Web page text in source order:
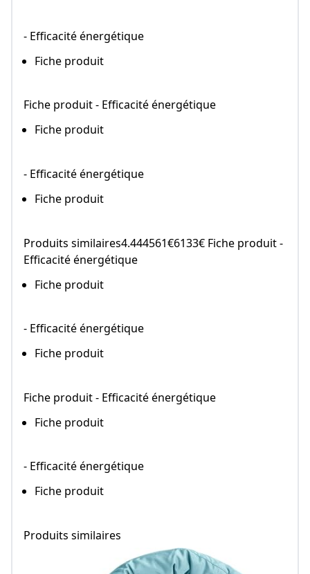
- Efficacité énergétique
Fiche produit
Fiche produit - Efficacité énergétique
Fiche produit
- Efficacité énergétique
Fiche produit
Produits similaires4.444561€6133€ Fiche produit -
Efficacité énergétique
Fiche produit
- Efficacité énergétique
Fiche produit
Fiche produit - Efficacité énergétique
Fiche produit
- Efficacité énergétique
Fiche produit
Produits similaires